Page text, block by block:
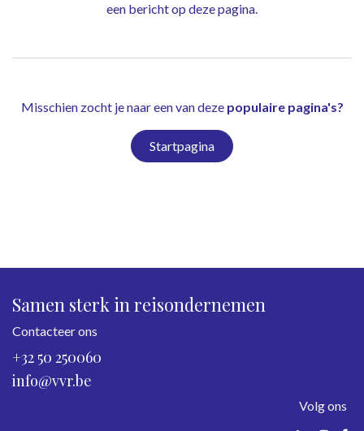
een bericht op deze pagina.
Misschien zocht je naar een van deze populaire pagina's?
Startpagina
Samen sterk in reisondernemen
Contacteer ons
+32 50 250060
info@vvr.be
Volg ons